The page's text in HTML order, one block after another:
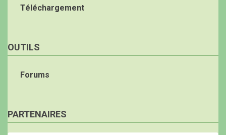
Téléchargement
OUTILS
Forums
PARTENAIRES